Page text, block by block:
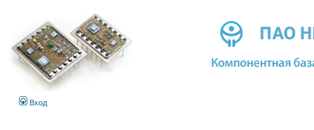
Вход